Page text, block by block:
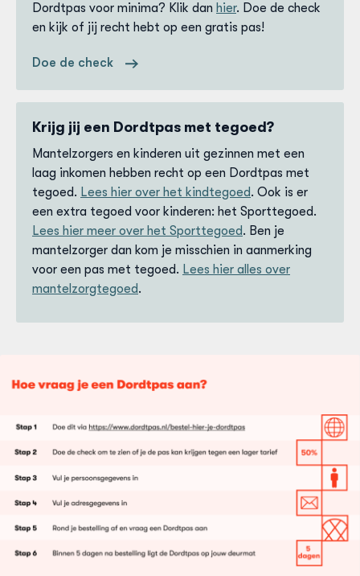
Dordtpas voor minima? Klik dan hier. Doe de check
en kijk of jij recht hebt op een gratis pas!
Doe de check
Krijg jij een Dordtpas met tegoed?
Mantelzorgers en kinderen uit gezinnen met een
laag inkomen hebben recht op een Dordtpas met
tegoed. Lees hier over het kindtegoed. Ook is er
een extra tegoed voor kinderen: het Sporttegoed.
Lees hier meer over het Sporttegoed. Ben je
mantelzorger dan kom je misschien in aanmerking
voor een pas met tegoed. Lees hier alles over
mantelzorgtegoed.